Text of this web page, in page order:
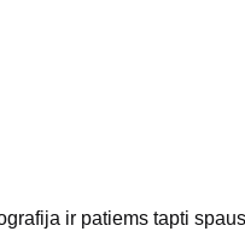
ir patiems tapti